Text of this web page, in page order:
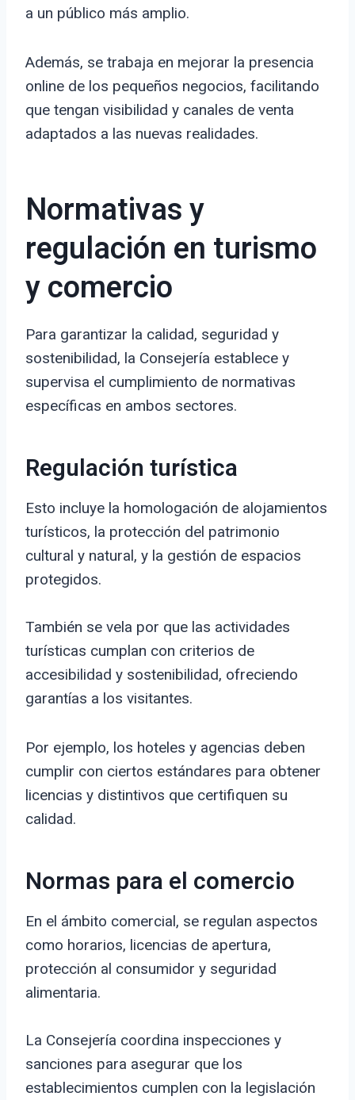
a un público más amplio.
Además, se trabaja en mejorar la presencia
online de los pequeños negocios, facilitando
que tengan visibilidad y canales de venta
adaptados a las nuevas realidades.
Normativas y
regulación en turismo
y comercio
Para garantizar la calidad, seguridad y
sostenibilidad, la Consejería establece y
supervisa el cumplimiento de normativas
específicas en ambos sectores.
Regulación turística
Esto incluye la homologación de alojamientos
turísticos, la protección del patrimonio
cultural y natural, y la gestión de espacios
protegidos.
También se vela por que las actividades
turísticas cumplan con criterios de
accesibilidad y sostenibilidad, ofreciendo
garantías a los visitantes.
Por ejemplo, los hoteles y agencias deben
cumplir con ciertos estándares para obtener
licencias y distintivos que certifiquen su
calidad.
Normas para el comercio
En el ámbito comercial, se regulan aspectos
como horarios, licencias de apertura,
protección al consumidor y seguridad
alimentaria.
La Consejería coordina inspecciones y
sanciones para asegurar que los
establecimientos cumplen con la legislación